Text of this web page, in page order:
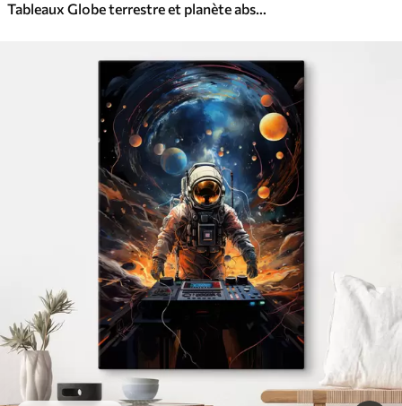
Tableaux Globe terrestre et planète abstraits texturés sur fond noir, art minimaliste moderne